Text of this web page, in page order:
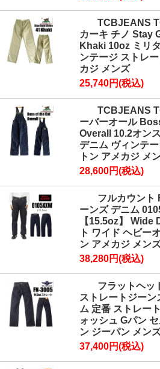
TCBJEANS
カーキ チノ Stay
Khaki 10oz ミリ
ンテージ ストレ
カジ メンズ
25,740円(税込)
TCBJEANS
ーバーオール
Overall 10.2オン
デニム ヴィンテ
トン アメカジ メ
28,600円(税込)
フルカウント
ーンズ デニム
【15.5oz】 Wide
ト ワイド ヘビー
ン アメカジ メン
38,280円(税込)
フラットヘッ
ストレートジーン
ム 定番 ストレー
ォッシュ Gパン
ン ジーパン メン
37,400円(税込)